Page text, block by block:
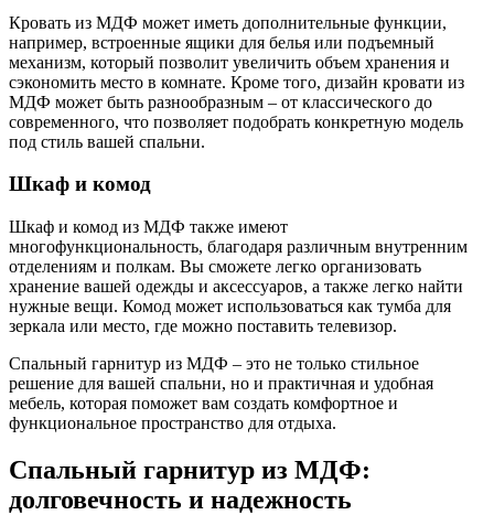
Кровать из МДФ может иметь дополнительные функции,
например, встроенные ящики для белья или подъемный
механизм, который позволит увеличить объем хранения и
сэкономить место в комнате. Кроме того, дизайн кровати из
МДФ может быть разнообразным – от классического до
современного, что позволяет подобрать конкретную модель
под стиль вашей спальни.
Шкаф и комод
Шкаф и комод из МДФ также имеют
многофункциональность, благодаря различным внутренним
отделениям и полкам. Вы сможете легко организовать
хранение вашей одежды и аксессуаров, а также легко найти
нужные вещи. Комод может использоваться как тумба для
зеркала или место, где можно поставить телевизор.
Спальный гарнитур из МДФ – это не только стильное
решение для вашей спальни, но и практичная и удобная
мебель, которая поможет вам создать комфортное и
функциональное пространство для отдыха.
Спальный гарнитур из МДФ:
долговечность и надежность